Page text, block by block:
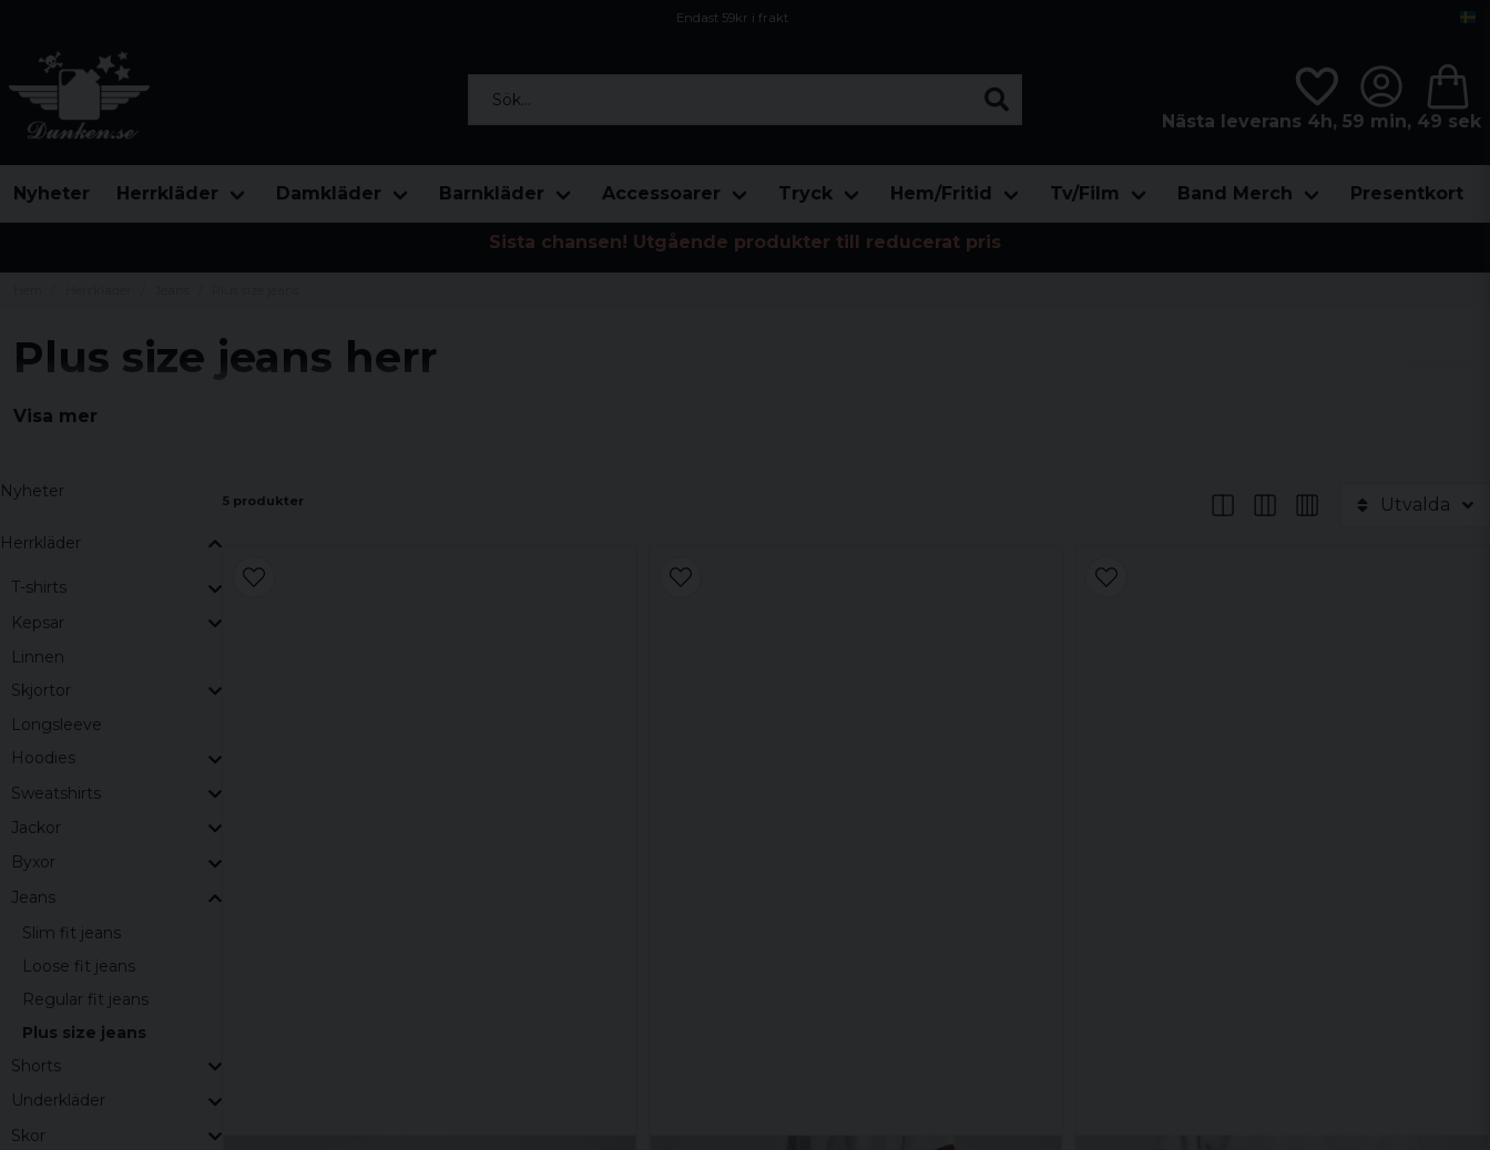
Endast 59kr i frakt
Nästa leverans 4h, 59 min, 48 sek
Nyheter Herrkläder Damkläder Barnkläder Accessoarer Tryck Hem/Fritid Tv/Film Band Merch Presentkort
Sista chansen! Utgående produkter till reducerat pris
Plus size jeans herr
Visa mer
Nyheter
Herrkläder
T-shirts
Kepsar
Linnen
Skjortor
Longsleeve
Hoodies
Sweatshirts
Jackor
Byxor
Jeans
Slim fit jeans
Loose fit jeans
Regular fit jeans
Plus size jeans
Shorts
Underkläder
Skor
5 produkter Utvalda